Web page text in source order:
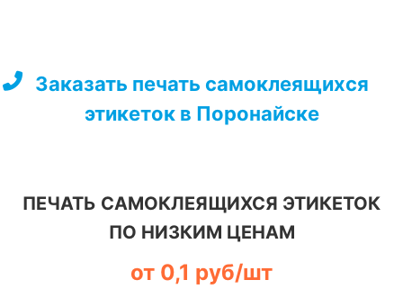
Заказать печать самоклеящихся
этикеток в Поронайске
ПЕЧАТЬ САМОКЛЕЯЩИХСЯ ЭТИКЕТОК
ПО НИЗКИМ ЦЕНАМ
от 0,1 руб/шт